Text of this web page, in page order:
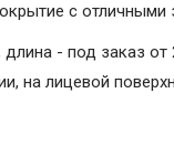
с
- под заказ
на лицевой